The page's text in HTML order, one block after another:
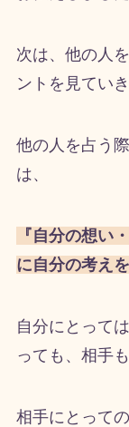
次は、他の人
ントを見てい
他の人を占う
は、
『自分の想い
に自分の考え
自分にとって
っても、相手
相手にとって